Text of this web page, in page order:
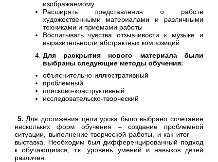
изображаемому
Расширять представления о работе
художественными материалами и различными
техниками и приемами работы
Воспитывать чувства отзывчивости к музыке и
выразительности абстрактных композиций
Для раскрытия нового материала были
выбраны следующие методы обучения:
объяснительно-иллюстративный
проблемный
поисково-конструктивный
исследовательско-творческий
5. Для достижения цели урока было выбрано сочетание
нескольких форм обучения – создание проблемной
ситуации, выполнение творческой работы, и как итог –
выставка. Необходим был дифференцированный подход
к обучающимся, т.к. уровень умений и навыков детей
различен.